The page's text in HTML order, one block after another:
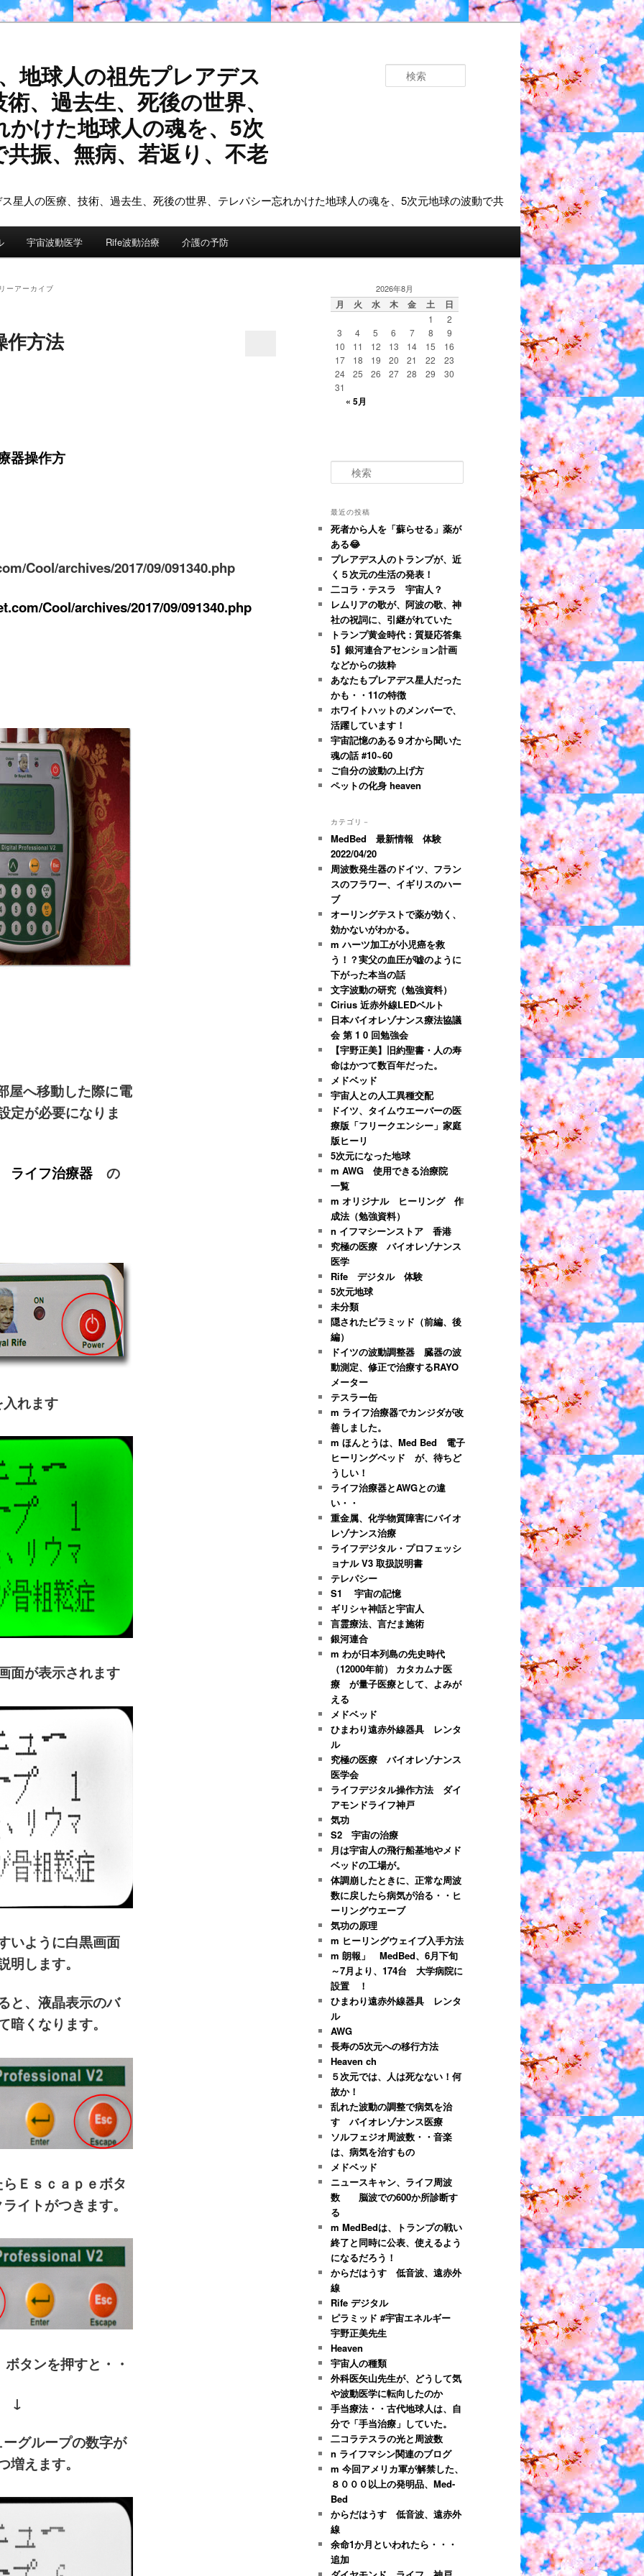
地球人の祖先プレアデス
、過去生、死後の世界、
かけた地球人の魂を、5次
振、無病、若返り、不老
宇宙波動医学 Rife波動治療 介護の予防
ーアーカイブ
方法
器操作方
Cool/archives/2017/09/091340.php
Cool/archives/2017/09/091340.php
屋へ移動した際に電
定が必要になりま
ライフ治療器 の
れます
面が表示されます
いように白黒画面
明します。
と、液晶表示のバ
暗くなります。
Ｅｓｃａｐｅボタ
イトがつきます。
タンを押すと・・
グループの数字が
増えます。
2026年8月
月 火 水 木 金 土 日
1
2
3
4 5 6 7 8
9
10
11 12 13 14 15
16
17
18 19 20 21 22
23
24
25 26 27 28 29
30
31
« 5月
索
最近の投稿
死者から人を「蘇らせる」薬が
ある😂
プレアデス人のトランプが、近
く５次元の生活の発表！
二コラ・テスラ 宇宙人？
レムリアの歌が、阿波の歌、神
社の祝詞に、引継がれていた
トランプ黄金時代：質疑応答集
5】銀河連合アセンション計画
などからの抜粋
あなたもプレアデス星人だった
かも・・11の特徴
ホワイトハットのメンバーで、
活躍しています！
宇宙記憶のある９才から聞いた
魂の話 #10~60
ご自分の波動の上げ方
ペットの化身 heaven
カテゴリ－
MedBed 最新情報 体験
2022/04/20
周波数発生器のドイツ、フラン
スのフラワー、イギリスのハー
ブ
オーリングテストで薬が効く、
効かないがわかる。
m ハーツ加工が小児癌を救
う！？実父の血圧が嘘のように
下がった本当の話
文字波動の研究（勉強資料）
Cirius 近赤外線LEDベルト
日本バイオレゾナンス療法協議
会 第 1 0 回勉強会
【宇野正美】旧約聖書・人の寿
命はかつて数百年だった。
メドベッド
宇宙人との人工異種交配
ドイツ、タイムウエーバーの医
療版「フリークエンシー」家庭
版ヒーリ
5次元になった地球
m AWG 使用できる治療院
一覧
m オリジナル ヒーリング 作
成法（勉強資料）
n イフマシーンストア 香港
究極の医療 バイオレゾナンス
医学
Rife デジタル 体験
5次元地球
未分類
隠されたピラミッド（前編、後
編）
ドイツの波動調整器 臓器の波
動測定、修正で治療するRAYO
メーター
テスラー缶
m ライフ治療器でカンジダが改
善しました。
m ほんとうは、Med Bed 電子
ヒーリングベッド が、待ちど
うしい！
ライフ治療器とAWGとの違
い・・
重金属、化学物質障害にバイオ
レゾナンス治療
ライフデジタル・プロフェッシ
ョナル V3 取扱説明書
テレパシー
S1 宇宙の記憶
ギリシャ神話と宇宙人
言霊療法、言だま施術
銀河連合
m わが日本列島の先史時代
（12000年前） カタカムナ医
療 が量子医療として、よみが
える
メドベッド
ひまわり遠赤外線器具 レンタ
ル
究極の医療 バイオレゾナンス
医学会
ライフデジタル操作方法 ダイ
アモンドライフ神戸
気功
S2 宇宙の治療
月は宇宙人の飛行船基地やメド
ベッドの工場が。
体調崩したときに、正常な周波
数に戻したら病気が治る・・ヒ
ーリングウエーブ
気功の原理
m ヒーリングウェイブ入手方法
m 朗報」 MedBed、6月下旬
～7月より、174台 大学病院に
設置 ！
ひまわり遠赤外線器具 レンタ
ル
AWG
長寿の5次元への移行方法
Heaven ch
５次元では、人は死なない！何
故か！
乱れた波動の調整で病気を治
す バイオレゾナンス医療
ソルフェジオ周波数・・音楽
は、病気を治すもの
メドベッド
ニュースキャン、ライフ周波
数 脳波での600か所診断す
る
m MedBedは、トランプの戦い
終了と同時に公表、使えるよう
になるだろう！
からだはうす 低音波、遠赤外
線
Rife デジタル
ピラミッド #宇宙エネルギー
宇野正美先生
Heaven
宇宙人の種類
外科医矢山先生が、どうして気
や波動医学に転向したのか
手当療法・・古代地球人は、自
分で「手当治療」していた。
二コラテスラの光と周波数
n ライフマシン関連のブログ
m 今回アメリカ軍が解禁した、
８０００以上の発明品、Med-
Bed
からだはうす 低音波、遠赤外
線
余命1か月といわれたら・・・
追加